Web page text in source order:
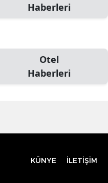
Haberleri
Otel
Haberleri
KÜNYE İLETİŞİM